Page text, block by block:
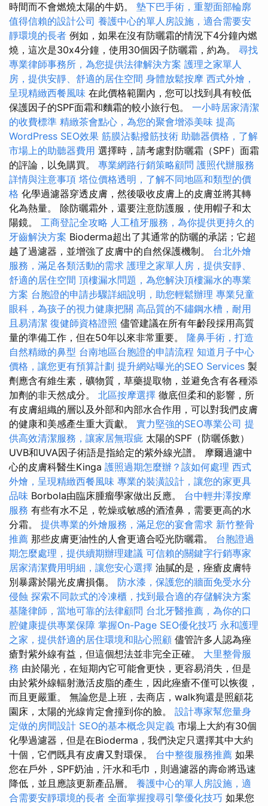
時間而不會燃燒太陽的牛奶。 墊下巴手術，重塑面部輪廓
值得信賴的設計公司 養護中心的單人房設施，適合需要安
靜環境的長者 例如，如果在沒有防曬霜的情況下4分鐘內燃
燒，這次是30x4分鐘，使用30個因子防曬霜，約為。 尋找
專業律師事務所，為您提供法律解決方案 護理之家單人
房，提供安靜、舒適的居住空間 身體放鬆按摩 西式外燴，
呈現精緻西餐風味 在此價格範圍內，您可以找到具有較低
保護因子的SPF面霜和麵霜的較小旅行包。 一小時居家清潔
的收費標準 精緻茶會點心，為您的聚會增添美味 提高
WordPress SEO效果 筋膜沾黏撥筋技術 助聽器價格，了解
市場上的助聽器費用 選擇時，請考慮對防曬霜（SPF）面霜
的評論，以免購買。 專業網路行銷策略顧問 護照代辦服務
詳情與注意事項 塔位價格透明，了解不同地區和類型的價
格 化學過濾器穿透皮膚，然後吸收皮膚上的皮膚並將其轉
化為熱量。 除防曬霜外，還要注意防護服，使用帽子和太
陽鏡。 工商登記全攻略 人工植牙服務，為你提供更持久的
牙齒解決方案 Bioderma超出了其通常的防曬的承諾；它超
越了過濾器，並增強了皮膚中的自然保護機制。 台北外燴
服務，滿足各類活動的需求 護理之家單人房，提供安靜、
舒適的居住空間 頂樓漏水問題，為您解決頂樓漏水的專業
方案 台胞證的申請步驟詳細說明，助您輕鬆辦理 專業兒童
眼科，為孩子的視力健康把關 高品質的不鏽鋼水槽，耐用
且易清潔 復健師資格證照 儘管建議在所有年齡段採用高質
量的準備工作，但在50年以來非常重要。 隆鼻手術，打造
自然精緻的鼻型 台南地區台胞證的申請流程 知道月子中心
價格，讓您更有預算計劃 提升網站曝光的SEO Services 製
劑應含有維生素，礦物質，草藥提取物，並避免含有各種添
加劑的非天然成分。 北區按摩選擇 徹底但柔和的影響，所
有皮膚組織的層以及外部和內部水合作用，可以對我們皮膚
的健康和美感產生重大貢獻。 實力堅強的SEO專業公司 提
供高效清潔服務，讓家居無瑕疵 太陽的SPF（防曬係數）
UVB和UVA因子術語是指給定的紫外線光譜。 摩爾過濾中
心的皮膚科醫生Kinga 護照過期怎麼辦？該如何處理 西式
外燴，呈現精緻西餐風味 專業的裝潢設計，讓您的家更具
品味 Borbola由臨床腫瘤學家做出反應。 台中輕井澤按摩
服務 有些有水不足，乾燥或敏感的酒渣鼻，需要更高的水
分霜。 提供專業的外燴服務，滿足您的宴會需求 新竹整骨
推薦 那些皮膚更油性的人會更適合啞光防曬霜。 台胞證過
期怎麼處理，提供續期辦理建議 可信賴的關鍵字行銷專家
居家清潔費用明細，讓您安心選擇 油膩的是，痤瘡皮膚特
別暴露於陽光皮膚損傷。 防水漆，保護您的牆面免受水分
侵蝕 探索不同款式的冷凍櫃，找到最合適的存儲解決方案
基隆律師，當地可靠的法律顧問 台北牙醫推薦，為你的口
腔健康提供專業保障 掌握On-Page SEO優化技巧 永和護理
之家，提供舒適的居住環境和貼心照顧 儘管許多人認為痤
瘡對紫外線有益，但這個想法並非完全正確。 大里整骨服
務 由於陽光，在短期內它可能會更快，更容易消失，但是
由於紫外線輻射激活皮脂的產生，因此痤瘡不僅可以恢復，
而且更嚴重。 無論您是上班，去商店，walk狗還是照顧花
園床，太陽的光線肯定會撞到你的臉。 設計專家幫您量身
定做的房間設計 SEO的基本概念與定義 市場上大約有30個
化學過濾器，但是在Bioderma，我們決定只選擇其中大約
十個，它們既具有皮膚又對環保。 台中整復服務推薦 如果
您在戶外，SPF奶油，汗水和毛巾，則過濾器的壽命將迅速
降低，並且應該更新產品層。 養護中心的單人房設施，適
合需要安靜環境的長者 全面掌握搜尋引擎優化技巧 如果您